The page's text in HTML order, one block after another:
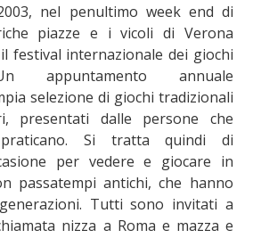
nel penultimo week end di
piazze e i vicoli di Verona
festival internazionale dei giochi
annuale
selezione di giochi tradizionali
presentati dalle persone che
Si tratta quindi di
per vedere e giocare in
passatempi antichi, che hanno
Tutti sono invitati a
nizza a Roma e mazza e